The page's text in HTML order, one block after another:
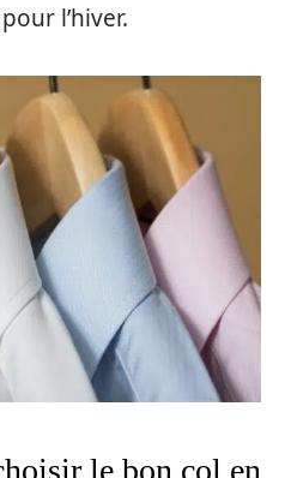
l’hiver.
le bon col en